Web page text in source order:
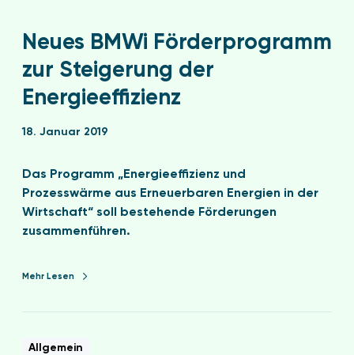
Neues BMWi Förderprogramm
zur Steigerung der
Energieeffizienz
18. Januar 2019
Das Programm „Energieeffizienz und
Prozesswärme aus Erneuerbaren Energien in der
Wirtschaft“ soll bestehende Förderungen
zusammenführen.
Mehr Lesen
Allgemein